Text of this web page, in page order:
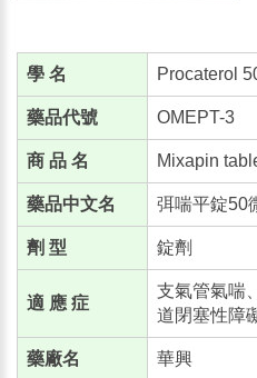
學 名 Procaterol
藥品代號 OMEPT-3
商 品 名 Mixapin
藥品中文名 弭喘平錠50
劑 型 錠劑
適 應 症
支氣管氣喘
道閉塞性障
藥廠名 華興